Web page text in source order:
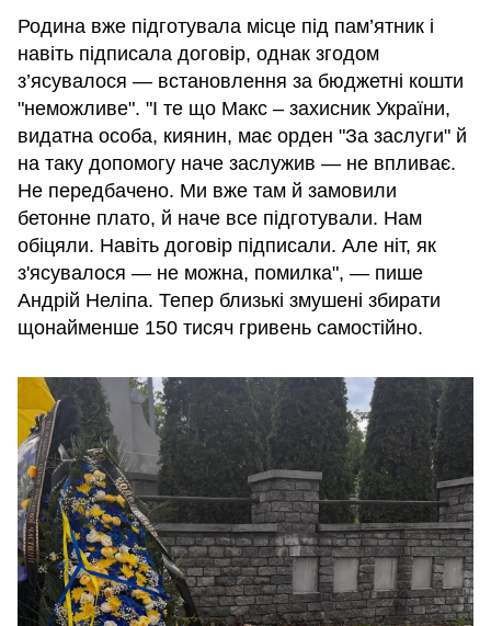
Родина вже підготувала місце під пам’ятник і
навіть підписала договір, однак згодом
з’ясувалося — встановлення за бюджетні кошти
"неможливе". "І те що Макс – захисник України,
видатна особа, киянин, має орден "За заслуги" й
на таку допомогу наче заслужив — не впливає.
Не передбачено. Ми вже там й замовили
бетонне плато, й наче все підготували. Нам
обіцяли. Навіть договір підписали. Але ніт, як
з'ясувалося — не можна, помилка", — пише
Андрій Неліпа. Тепер близькі змушені збирати
щонайменше 150 тисяч гривень самостійно.